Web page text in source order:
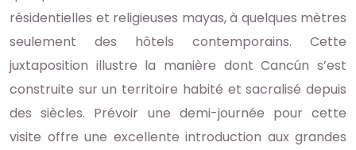
résidentielles et religieuses mayas, à quelques mètres
seulement des hôtels contemporains. Cette
juxtaposition illustre la manière dont Cancún s’est
construite sur un territoire habité et sacralisé depuis
des siècles. Prévoir une demi-journée pour cette
visite offre une excellente introduction aux grandes